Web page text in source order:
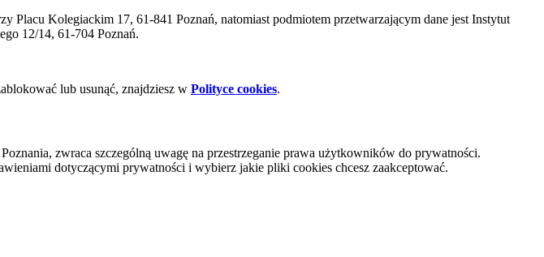
Kolegiackim 17, 61-841 Poznań, natomiast podmiotem przetwarzającym dane jest Instytut
12/14, 61-704 Poznań.
lub usunąć, znajdziesz w Polityce cookies.
zwraca szczególną uwagę na przestrzeganie prawa użytkowników do prywatności.
dotyczącymi prywatności i wybierz jakie pliki cookies chcesz zaakceptować.